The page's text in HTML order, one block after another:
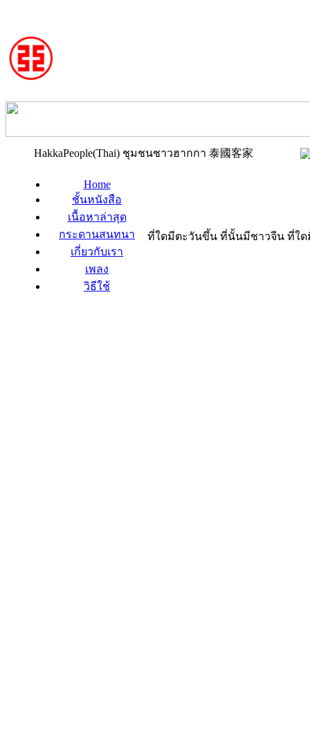
HakkaPeople(Thai) ชุมชนชาวฮากกา 泰國客家
Home
ชั้นหนังสือ
เนื้อหาล่าสุด
กระดานสนทนา
เกี่ยวกับเรา
เพลง
วิธีใช้
ที่ใดมีตะวันขึ้น ที่นั้นมีชาวจีน ที่ใดมี